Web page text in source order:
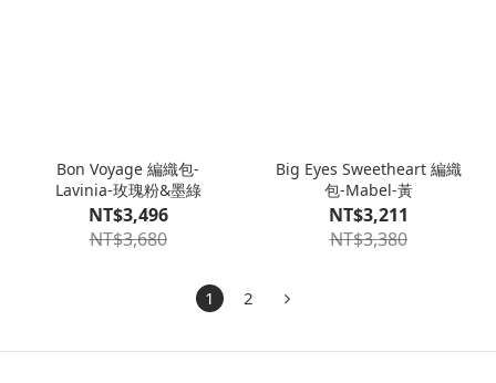
Bon Voyage 編織包-
Lavinia-玫瑰粉&墨綠
NT$3,496
NT$3,680
Big Eyes Sweetheart 編織
包-Mabel-黃
NT$3,211
NT$3,380
1 2